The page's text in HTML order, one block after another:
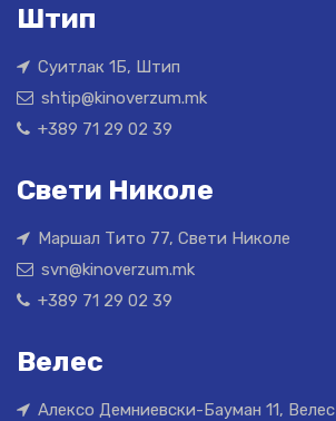
Штип
Суитлак 1Б, Штип
shtip@kinoverzum.mk
+389 71 29 02 39
Свети Николе
Маршал Тито 77, Свети Николе
svn@kinoverzum.mk
+389 71 29 02 39
Велес
Алексо Демниевски-Бауман 11, Велес